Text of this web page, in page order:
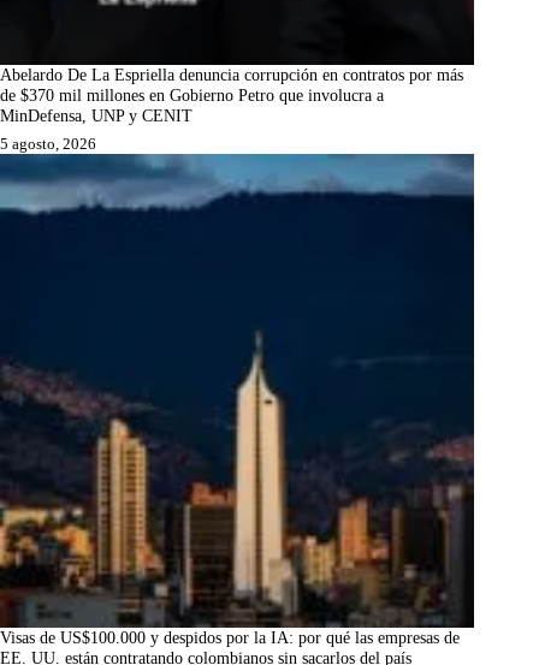
Abelardo De La Espriella denuncia corrupción en contratos por más
de $370 mil millones en Gobierno Petro que involucra a
MinDefensa, UNP y CENIT
5 agosto, 2026
Visas de US$100.000 y despidos por la IA: por qué las empresas de
EE. UU. están contratando colombianos sin sacarlos del país